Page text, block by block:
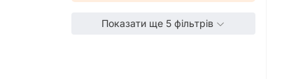
Показати ще 5 фільтрів